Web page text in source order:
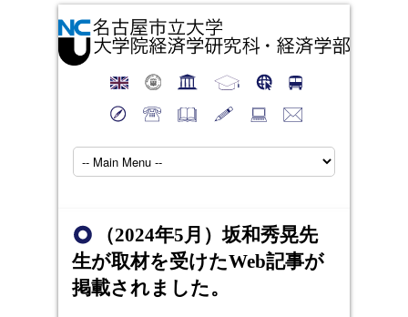
（2024年5月）坂和秀晃先
生が取材を受けたWeb記事が
掲載されました。